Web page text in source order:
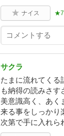
ナイス ★7
サクラ
たまに流れてくる
も納得の読みさす
美意識高く、あく
来る事をしっかり
次第で手に入れら